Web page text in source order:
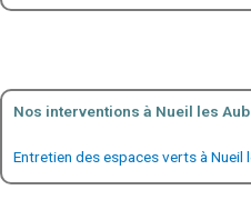
Nos interventions à Nueil les
Entretien des espaces verts à Nueil